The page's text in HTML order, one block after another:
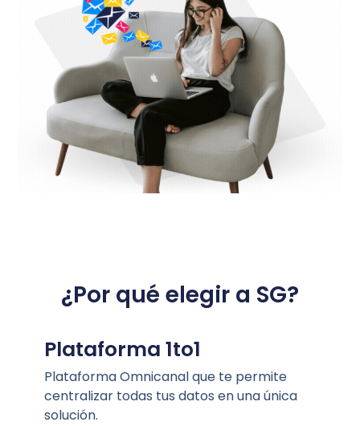
¿Por qué elegir a SG?
Plataforma 1to1
Plataforma Omnicanal que te permite
centralizar todas tus datos en una única
solución.